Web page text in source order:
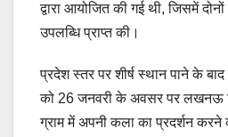
द्वारा आयोजित की गई थी, जिसमें दोनों
उपलब्धि प्राप्त की।
प्रदेश स्तर पर शीर्ष स्थान पाने के बाद
को 26 जनवरी के अवसर पर लखनऊ
ग्राम में अपनी कला का प्रदर्शन करने